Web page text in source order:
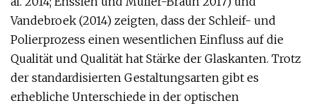
Vandebroek (2014) zeigten, dass der Schleif- und
Polierprozess einen wesentlichen Einfluss auf die
Qualität und Qualität hat Stärke der Glaskanten. Trotz
der standardisierten Gestaltungsarten gibt es
erhebliche Unterschiede in der optischen